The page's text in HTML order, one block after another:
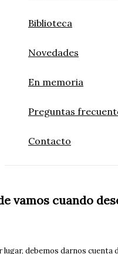
Biblioteca
Novedades
En memoria
Preguntas
Contacto
vamos cuando
lugar, debemos darnos cuenta